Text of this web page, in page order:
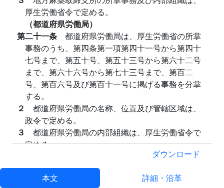
厚生労働省令で定める。
（都道府県労働局）
第二十一条 都道府県労働局は、厚生労働省の所掌
事務のうち、第四条第一項第四十一号から第四十
七号まで、第五十号、第五十三号から第六十二号
まで、第六十六号から第七十三号まで、第百二
号、第百六号及び第百十一号に掲げる事務を分掌
する。
２ 都道府県労働局の名称、位置及び管轄区域は、
政令で定める。
３ 都道府県労働局の内部組織は、厚生労働省令で
定める。
第二十二条都道府県労働局の所掌事務の一部を分
掌させるため、所要の地に、労働基準監督署を置
ダウンロード
本文 詳細・沿革